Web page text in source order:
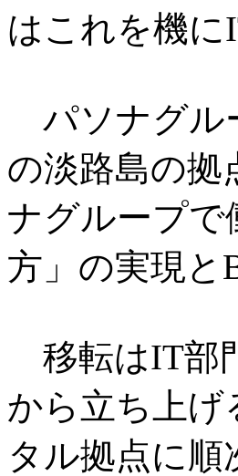
はこれを機に
パソナグル
の淡路島の拠
ナグループで
方」の実現と
移転はIT部
から立ち上げ
タル拠点に